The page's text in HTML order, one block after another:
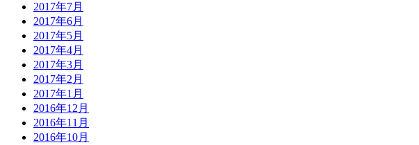
2017年7月
2017年6月
2017年5月
2017年4月
2017年3月
2017年2月
2017年1月
2016年12月
2016年11月
2016年10月